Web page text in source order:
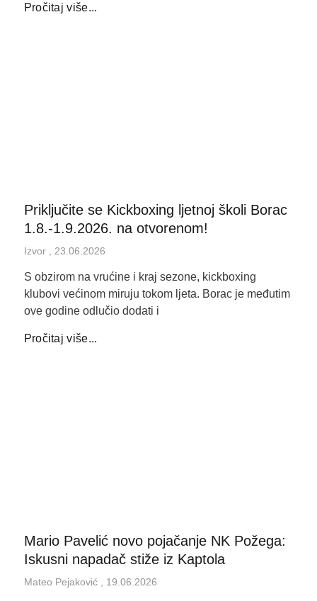
Pročitaj više...
Priključite se Kickboxing ljetnoj školi Borac
1.8.-1.9.2026. na otvorenom!
Izvor 23.06.2026
S obzirom na vrućine i kraj sezone, kickboxing
klubovi većinom miruju tokom ljeta. Borac je međutim
ove godine odlučio dodati i
Pročitaj više...
Mario Pavelić novo pojačanje NK Požega:
Iskusni napadač stiže iz Kaptola
Mateo Pejaković 19.06.2026